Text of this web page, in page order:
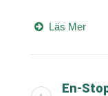
Elektronisk
Läs Mer
En-